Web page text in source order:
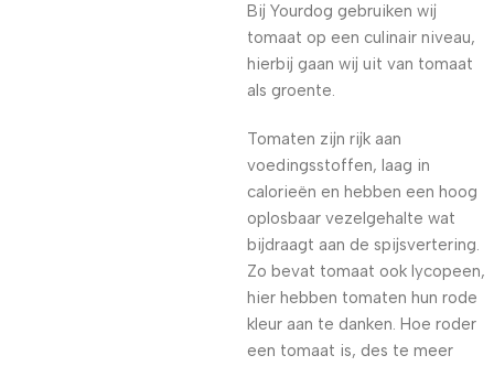
Bij Yourdog gebruiken wij
tomaat op een culinair niveau,
hierbij gaan wij uit van tomaat
als groente.
Tomaten zijn rijk aan
voedingsstoffen, laag in
calorieën en hebben een hoog
oplosbaar vezelgehalte wat
bijdraagt aan de spijsvertering.
Zo bevat tomaat ook lycopeen,
hier hebben tomaten hun rode
kleur aan te danken. Hoe roder
een tomaat is, des te meer